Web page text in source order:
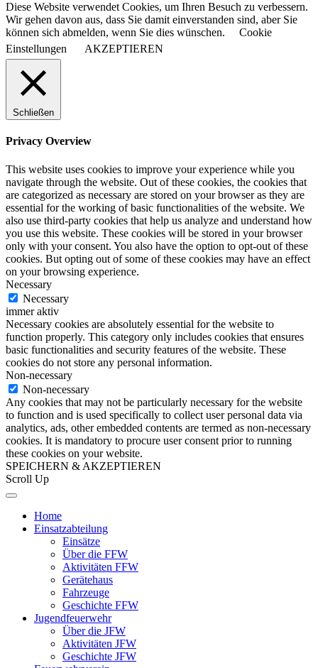
Diese Website verwendet Cookies, um Ihren Besuch zu verbessern.
Wir gehen davon aus, dass Sie damit einverstanden sind, aber Sie
können sich abmelden, wenn Sie dies wünschen.
Cookie
Einstellungen
AKZEPTIEREN
Schließen
Privacy Overview
This website uses cookies to improve your experience while you
navigate through the website. Out of these cookies, the cookies that
are categorized as necessary are stored on your browser as they are
essential for the working of basic functionalities of the website. We
also use third-party cookies that help us analyze and understand how
you use this website. These cookies will be stored in your browser
only with your consent. You also have the option to opt-out of these
cookies. But opting out of some of these cookies may have an effect
on your browsing experience.
Necessary
Necessary
immer aktiv
Necessary cookies are absolutely essential for the website to
function properly. This category only includes cookies that ensures
basic functionalities and security features of the website. These
cookies do not store any personal information.
Non-necessary
Non-necessary
Any cookies that may not be particularly necessary for the website
to function and is used specifically to collect user personal data via
analytics, ads, other embedded contents are termed as non-necessary
cookies. It is mandatory to procure user consent prior to running
these cookies on your website.
SPEICHERN & AKZEPTIEREN
Scroll Up
Home
Einsatzabteilung
Einsätze
Über die FFW
Aktivitäten FFW
Gerätehaus
Fahrzeuge
Geschichte FFW
Jugendfeuerwehr
Über die JFW
Aktivitäten JFW
Geschichte JFW